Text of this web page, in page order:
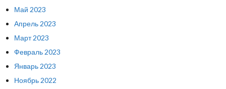
Май 2023
Апрель 2023
Март 2023
Февраль 2023
Январь 2023
Ноябрь 2022